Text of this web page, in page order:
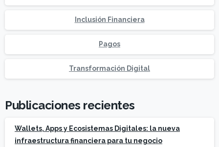
Inclusión Financiera
Pagos
Transformación Digital
Publicaciones recientes
Wallets, Apps y Ecosistemas Digitales: la nueva
infraestructura financiera para tu negocio